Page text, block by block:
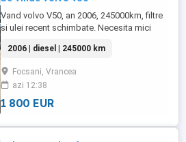
Vand volvo V50, an 2006, 245000km, filtre
si ulei recent schimbate. Necesita mici
2006 | diesel | 245000 km
Focsani, Vrancea
azi 12:38
1 800 EUR